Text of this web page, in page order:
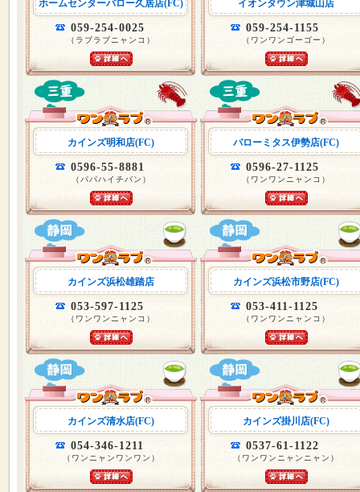
ホームセンターバロー久居店(FC)
059-254-0025
（ラブラブニャンコ）
イオンタウン津城山店
059-254-1155
（ワンワンゴーゴー）
カインズ明和店(FC)
0596-55-8881
（パパハイチバン）
バローミタス伊勢店(FC)
0596-27-1125
（ワンワンニャンコ）
カインズ浜松雄踏店
053-597-1125
（ワンワンニャンコ）
カインズ浜松市野店(FC)
053-411-1125
（ワンワンニャンコ）
カインズ清水店(FC)
054-346-1211
（ワンニャンワンワン）
カインズ掛川店(FC)
0537-61-1122
（ワンワンニャンニャン）